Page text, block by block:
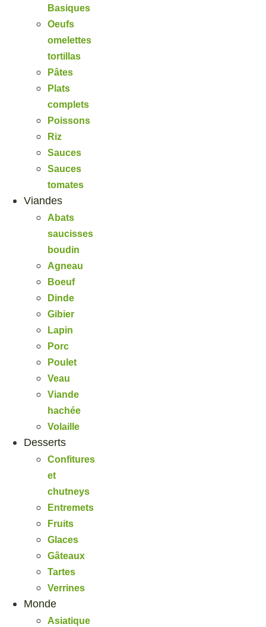
Basiques
Oeufs
omelettes
tortillas
Pâtes
Plats
complets
Poissons
Riz
Sauces
Sauces
tomates
Viandes
Abats
saucisses
boudin
Agneau
Boeuf
Dinde
Gibier
Lapin
Porc
Poulet
Veau
Viande
hachée
Volaille
Desserts
Confitures
et
chutneys
Entremets
Fruits
Glaces
Gâteaux
Tartes
Verrines
Monde
Asiatique